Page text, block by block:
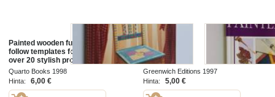
Painted wooden furniture : easy-to-
follow templates for decorating
over 20 stylish projects
Quarto Books 1998
Hinta:
6,00 €
Painted Glass
Greenwich Editions 1997
Hinta:
5,00 €